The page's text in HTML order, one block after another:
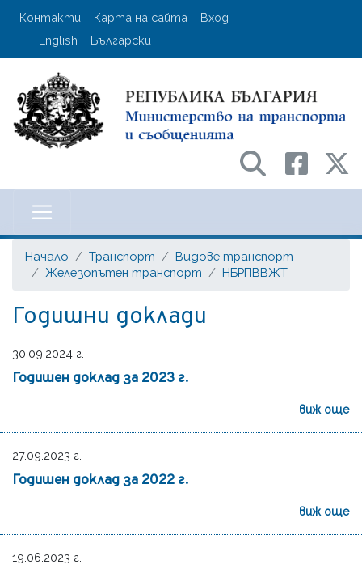
Премини
User account menu
Контакти Карта на сайта
Вход
English
Български
на транспорта
Начало Транспорт
Видове транспорт
Железопътен транспорт
НБРПВВЖТ
Годишни доклади
30.09.2024 г.
Годишен доклад за 2023 г.
виж още
27.09.2023 г.
Годишен доклад за 2022 г.
виж още
19.06.2023 г.